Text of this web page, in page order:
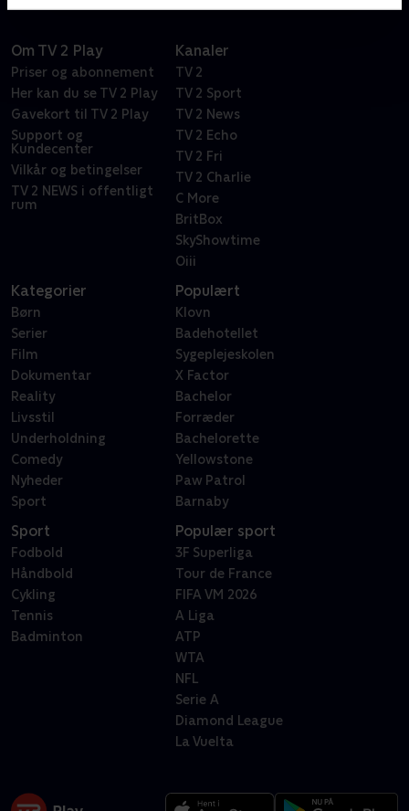
Om TV 2 Play
Priser og abonnement
Her kan du se TV 2 Play
Gavekort til TV 2 Play
Support og
Kundecenter
Vilkår og betingelser
TV 2 NEWS i offentligt
rum
Kanaler
TV 2
TV 2 Sport
TV 2 News
TV 2 Echo
TV 2 Fri
TV 2 Charlie
C More
BritBox
SkyShowtime
Oiii
Kategorier
Børn
Serier
Film
Dokumentar
Reality
Livsstil
Underholdning
Comedy
Nyheder
Sport
Populært
Klovn
Badehotellet
Sygeplejeskolen
X Factor
Bachelor
Forræder
Bachelorette
Yellowstone
Paw Patrol
Barnaby
Sport
Fodbold
Håndbold
Cykling
Tennis
Badminton
Populær sport
3F Superliga
Tour de France
FIFA VM 2026
A Liga
ATP
WTA
NFL
Serie A
Diamond League
La Vuelta